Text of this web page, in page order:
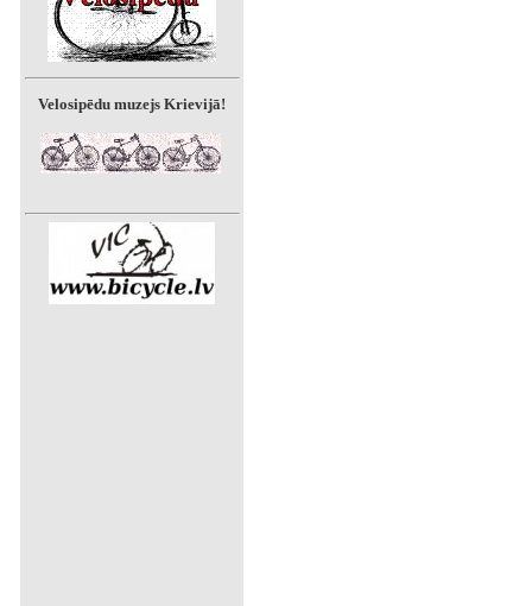
Velosipēdu muzejs Krievijā!